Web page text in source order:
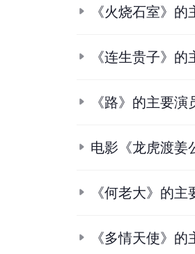
《火烧石室》的
《连生贵子》的
《路》的主要演
电影《龙虎渡姜
《何老大》的主
《多情天使》的